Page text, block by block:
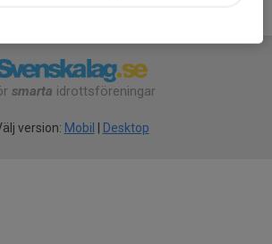
smarta idrottsföreningar
version: Mobil | Desktop